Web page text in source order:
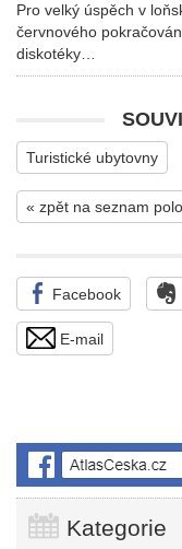
Pro velký úspěch v
červnového
diskotéky…
Turistické ubytovny
« zpět na seznam
Facebook
E-mail
Kategorie